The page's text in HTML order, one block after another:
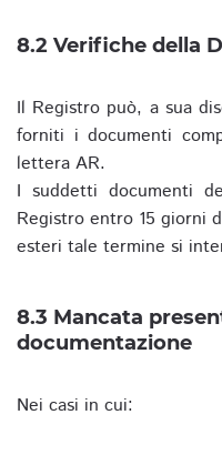
8.2 Verifiche della
Il Registro può, a sua
forniti i documenti
lettera AR.
I suddetti documenti
Registro entro 15 giorni
esteri tale termine si
8.3 Mancata
documentazione
Nei casi in cui: